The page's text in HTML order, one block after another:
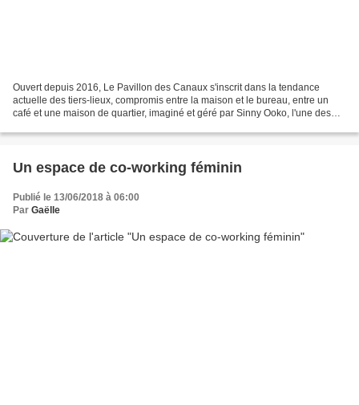
Ouvert depuis 2016, Le Pavillon des Canaux s'inscrit dans la tendance
actuelle des tiers-lieux, compromis entre la maison et le bureau, entre un
café et une maison de quartier, imaginé et géré par Sinny Ooko, l'une des
Un espace de co-working féminin
Publié le 13/06/2018 à 06:00
Par Gaëlle